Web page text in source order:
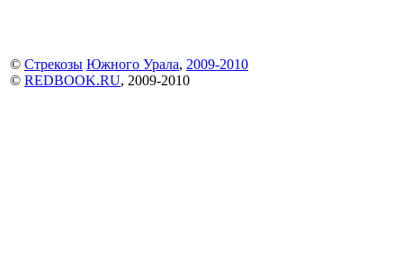
© Стрекозы Южного Урала, 2009-2010
© REDBOOK.RU, 2009-2010